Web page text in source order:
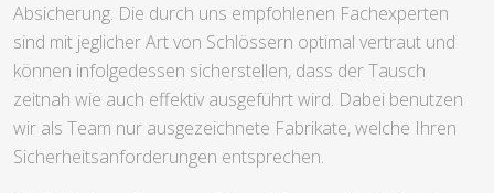
Absicherung. Die durch uns empfohlenen Fachexperten
sind mit jeglicher Art von Schlössern optimal vertraut und
können infolgedessen sicherstellen, dass der Tausch
zeitnah wie auch effektiv ausgeführt wird. Dabei benutzen
wir als Team nur ausgezeichnete Fabrikate, welche Ihren
Sicherheitsanforderungen entsprechen.